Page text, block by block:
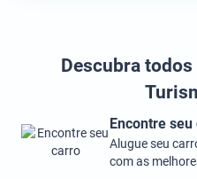
Descubra
Encontre seu
Alugue seu
com as